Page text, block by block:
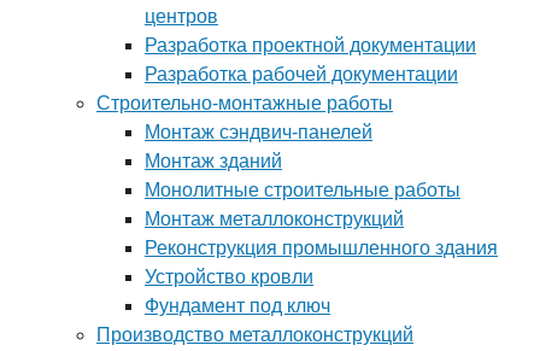
центров
Разработка проектной документации
Разработка рабочей документации
Строительно-монтажные работы
Монтаж сэндвич-панелей
Монтаж зданий
Монолитные строительные работы
Монтаж металлоконструкций
Реконструкция промышленного здания
Устройство кровли
Фундамент под ключ
Производство металлоконструкций